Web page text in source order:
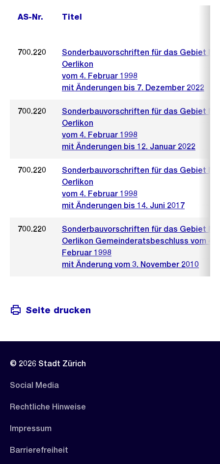
AS-Nr. Titel
700.220
Sonderbauvorschriften für das Gebiet
Oerlikon
vom 4. Februar 1998
mit Änderungen bis 7. Dezember 2022
700.220
Sonderbauvorschriften für das Gebiet
Oerlikon
vom 4. Februar 1998
mit Änderungen bis 12. Januar 2022
700.220
Sonderbauvorschriften für das Gebiet
Oerlikon
vom 4. Februar 1998
mit Änderungen bis 14. Juni 2017
700.220
Sonderbauvorschriften für das Gebiet
Oerlikon Gemeinderatsbeschluss vom 4.
Februar 1998
mit Änderung vom 3. November 2010
Seite drucken
© 2026 Stadt Zürich
Social Media
Rechtliche Hinweise
Impressum
Barrierefreiheit